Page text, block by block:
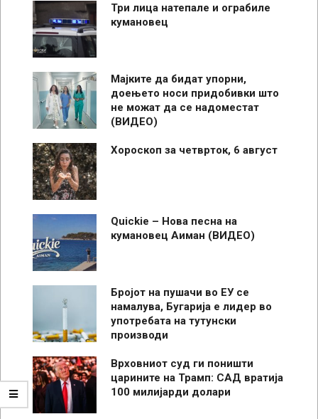
Три лица натепале и ограбиле
кумановец
Мајките да бидат упорни,
доењето носи придобивки што
не можат да се надоместат
(ВИДЕО)
Хороскоп за четврток, 6 август
Quickie – Нова песна на
кумановец Аиман (ВИДЕО)
Бројот на пушачи во ЕУ се
намалува, Бугарија е лидер во
употребата на тутунски
производи
Врховниот суд ги поништи
царините на Трамп: САД вратија
100 милијарди долари